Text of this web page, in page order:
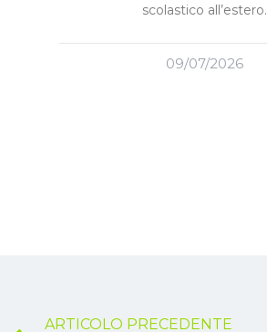
scolastico all’estero.
09/07/2026
ARTICOLO PRECEDENTE